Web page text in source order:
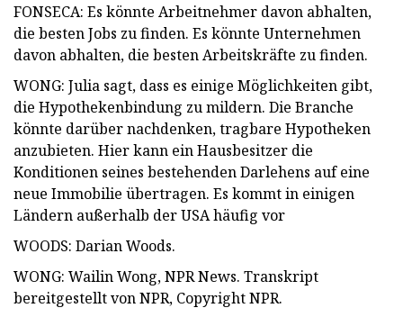
FONSECA: Es könnte Arbeitnehmer davon abhalten,
die besten Jobs zu finden. Es könnte Unternehmen
davon abhalten, die besten Arbeitskräfte zu finden.
WONG: Julia sagt, dass es einige Möglichkeiten gibt,
die Hypothekenbindung zu mildern. Die Branche
könnte darüber nachdenken, tragbare Hypotheken
anzubieten. Hier kann ein Hausbesitzer die
Konditionen seines bestehenden Darlehens auf eine
neue Immobilie übertragen. Es kommt in einigen
Ländern außerhalb der USA häufig vor
WOODS: Darian Woods.
WONG: Wailin Wong, NPR News. Transkript
bereitgestellt von NPR, Copyright NPR.